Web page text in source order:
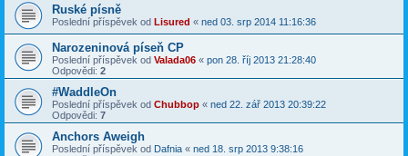
Ruské písně
Poslední příspěvek od Lisured « ned 03. srp 2014 11:16:36
Narozeninová píseň CP
Poslední příspěvek od Valada06 « pon 28. říj 2013 21:28:40
Odpovědi: 2
#WaddleOn
Poslední příspěvek od Chubbop « ned 22. zář 2013 20:39:22
Odpovědi: 7
Anchors Aweigh
Poslední příspěvek od Dafnia « ned 18. srp 2013 9:38:16